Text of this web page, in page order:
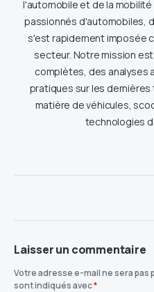
l'automobile et de la
passionnés d'automobiles,
s'est rapidement imposée
secteur. Notre mission
complètes, des analyses
pratiques sur les
matière de véhicules,
technologies
Laisser un commentaire
Votre adresse e-mail ne sera pas
sont indiqués avec*